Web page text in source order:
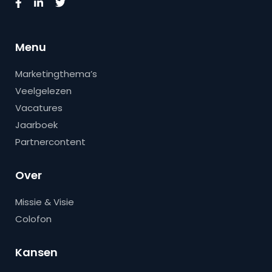
Menu
Marketingthema’s
Veelgelezen
Vacatures
Jaarboek
Partnercontent
Over
Missie & Visie
Colofon
Kansen